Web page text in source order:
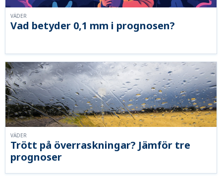
Vad betyder 0,1 mm i prognosen?
VÄDER
Trött på överraskningar? Jämför tre
prognoser
VÄDER